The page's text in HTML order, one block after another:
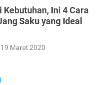
Kebutuhan, Ini 4 Cara
Saku yang Ideal
19 Maret 2020